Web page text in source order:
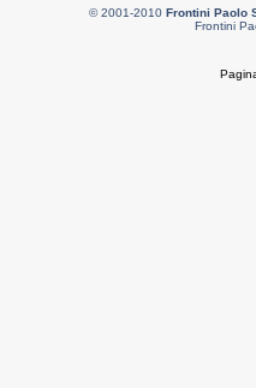
© 2001-2010 Frontini Paolo
Frontini